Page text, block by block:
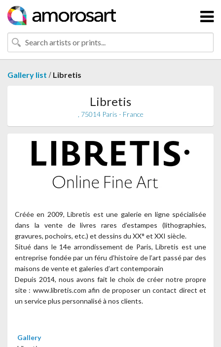
Gallery list / Libretis
Libretis
, 75014 Paris - France
Créée en 2009, Libretis est une galerie en ligne spécialisée
dans la vente de livres rares d’estampes (lithographies,
gravures, pochoirs, etc.) et dessins du XX° et XXI siècle.
Situé dans le 14e arrondissement de Paris, Libretis est une
entreprise fondée par un féru d’histoire de l’art passé par des
maisons de vente et galeries d’art contemporain
Depuis 2014, nous avons fait le choix de créer notre propre
site : www.libretis.com afin de proposer un contact direct et
un service plus personnalisé à nos clients.
Gallery